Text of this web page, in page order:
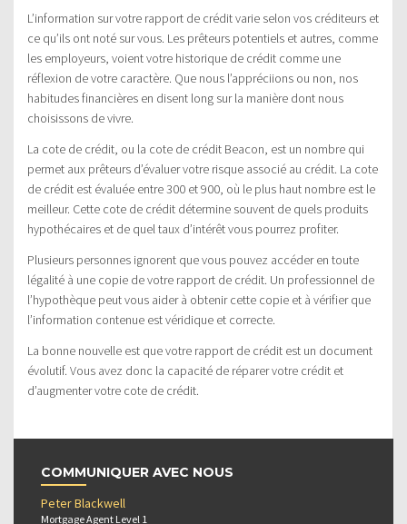
L’information sur votre rapport de crédit varie selon vos créditeurs et
ce qu’ils ont noté sur vous. Les prêteurs potentiels et autres, comme
les employeurs, voient votre historique de crédit comme une
réflexion de votre caractère. Que nous l’appréciions ou non, nos
habitudes financières en disent long sur la manière dont nous
choisissons de vivre.
La cote de crédit, ou la cote de crédit Beacon, est un nombre qui
permet aux prêteurs d’évaluer votre risque associé au crédit. La cote
de crédit est évaluée entre 300 et 900, où le plus haut nombre est le
meilleur. Cette cote de crédit détermine souvent de quels produits
hypothécaires et de quel taux d’intérêt vous pourrez profiter.
Plusieurs personnes ignorent que vous pouvez accéder en toute
légalité à une copie de votre rapport de crédit. Un professionnel de
l’hypothèque peut vous aider à obtenir cette copie et à vérifier que
l’information contenue est véridique et correcte.
La bonne nouvelle est que votre rapport de crédit est un document
évolutif. Vous avez donc la capacité de réparer votre crédit et
d’augmenter votre cote de crédit.
COMMUNIQUER AVEC NOUS
Peter Blackwell
Mortgage Agent Level 1